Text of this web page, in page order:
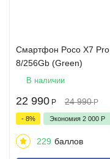
Смартфон Poco X7 Pro
8/256Gb (Green)
В наличии
22 990 Р 24 990 Р
- 8% Экономия 2 000 Р
229 баллов